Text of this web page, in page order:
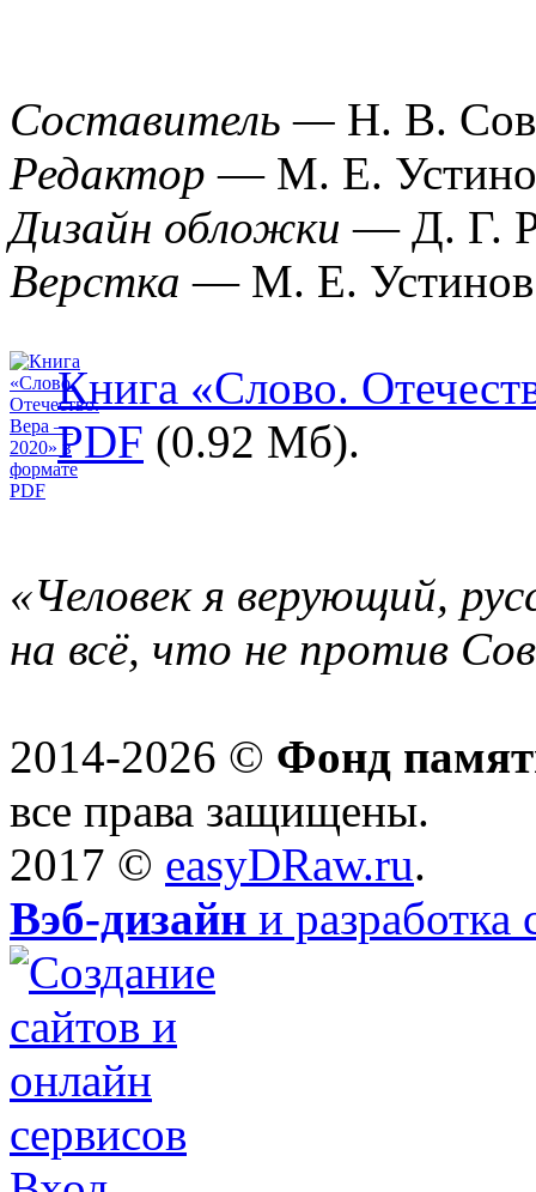
Составитель — Н. В.
Редактор — М. Е.
Дизайн обложки — Д. Г.
Верстка — М. Е.
Книга «Слово.
PDF (0.92 Мб).
«Человек я верующий,
на всё, что не против
2014-2026 © Фонд
все права защищены.
2017 © easyDRaw.ru.
Вэб-дизайн и разработка